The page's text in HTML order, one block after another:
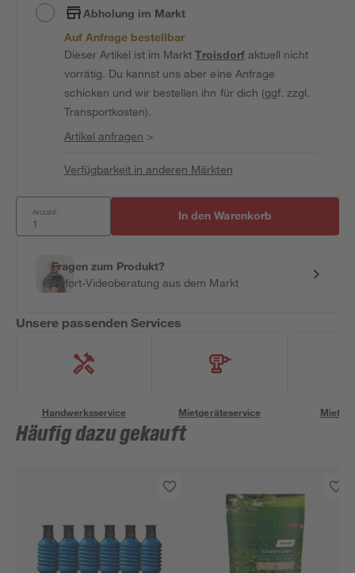
Abholung im Markt
Auf Anfrage bestellbar
Dieser Artikel ist im MarktTroisdorfaktuell nicht
vorrätig. Du kannst uns aber eine Anfrage
schicken und wir bestellen ihn für dich (ggf. zzgl.
Transportkosten).
Artikel anfragen >
Verfügbarkeit in anderen Märkten
Anzahl: In den Warenkorb
Fragen zum Produkt?
Sofort-Videoberatung aus dem Markt
Unsere passenden Services
Handwerksservice Mietgeräteservice
Häufig dazu gekauft